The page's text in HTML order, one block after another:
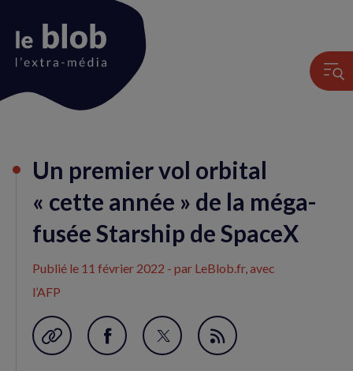
du
Un premier vol orbital
« cette année » de la méga-
fusée Starship de SpaceX
Publié le 11 février 2022 - par LeBlob.fr, avec
l’AFP
Garder en favori
Partager
Partager
Flux